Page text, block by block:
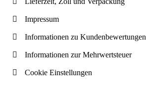
Impressum
Informationen zu Kundenbewertungen
Informationen zur Mehrwertsteuer
Cookie Einstellungen